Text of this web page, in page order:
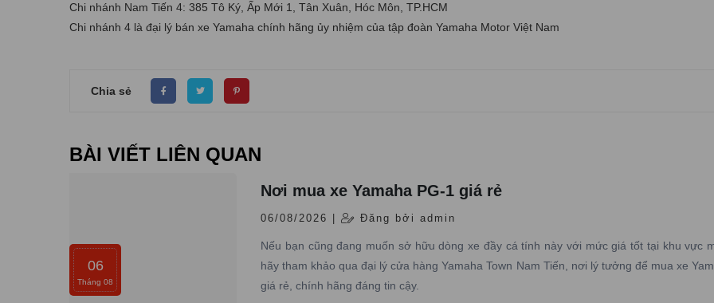
Chi nhánh Nam Tiến 4: 385 Tô Ký, Ấp Mới 1, Tân Xuân, Hóc Môn, TP.HCM
Chi nhánh 4 là đại lý bán xe Yamaha chính hãng ủy nhiệm của tập đoàn Yamaha Motor Việt Nam
Chia sẻ
BÀI VIẾT LIÊN QUAN
06
Tháng 08
Nơi mua xe Yamaha PG-1 giá rẻ
06/08/2026 | Đăng bởi admin
Nếu bạn cũng đang muốn sở hữu dòng xe đầy cá tính này với mức giá tốt tại khu vực
hãy tham khảo qua đại lý cửa hàng Yamaha Town Nam Tiến, nơi lý tưởng để mua xe
giá rẻ, chính hãng đáng tin cậy.